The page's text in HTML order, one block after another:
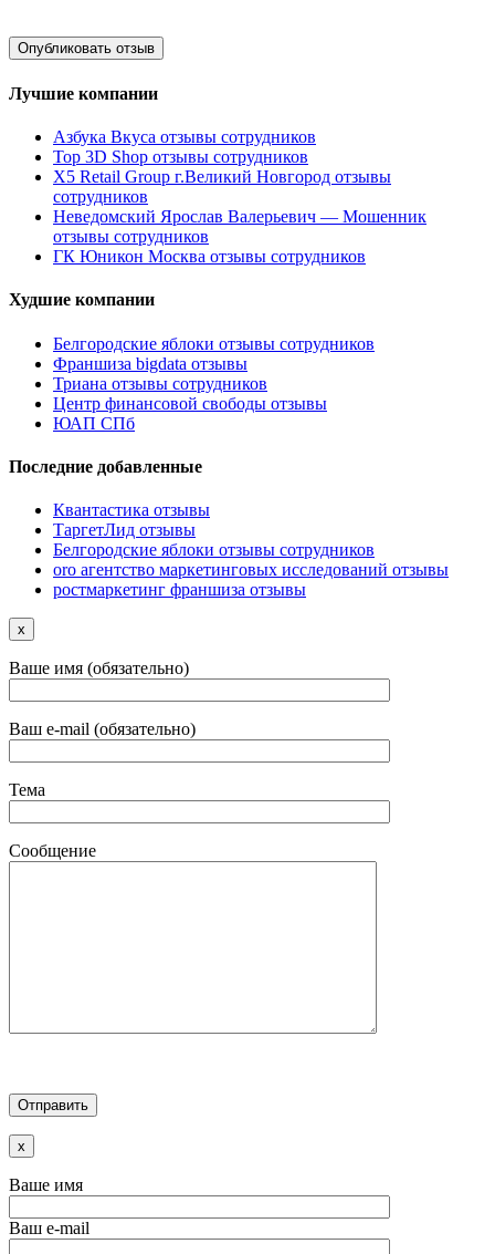
Лучшие компании
Азбука Вкуса отзывы сотрудников
Top 3D Shop отзывы сотрудников
X5 Retail Group г.Великий Новгород отзывы
сотрудников
Неведомский Ярослав Валерьевич — Мошенник
отзывы сотрудников
ГК Юникон Москва отзывы сотрудников
Худшие компании
Белгородские яблоки отзывы сотрудников
Франшиза bigdata отзывы
Триана отзывы сотрудников
Центр финансовой свободы отзывы
ЮАП СПб
Последние добавленные
Квантастика отзывы
ТаргетЛид отзывы
Белгородские яблоки отзывы сотрудников
oro агентство маркетинговых исследований отзывы
ростмаркетинг франшиза отзывы
x
Ваше имя (обязательно)
Ваш e-mail (обязательно)
Тема
Сообщение
x
Ваше имя
Ваш e-mail